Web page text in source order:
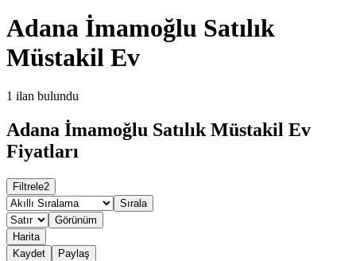
Adana İmamoğlu Satılık
Müstakil Ev
1 ilan bulundu
Adana İmamoğlu Satılık Müstakil Ev
Fiyatları
Filtrele2
Sırala
Görünüm
Harita
Kaydet
Paylaş